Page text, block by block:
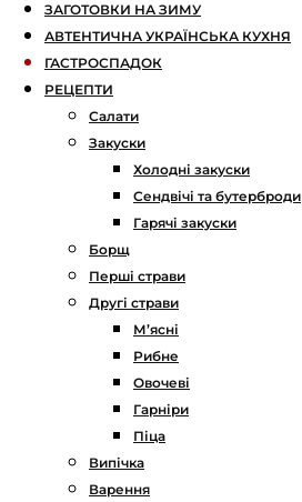
ЗАГОТОВКИ НА ЗИМУ
АВТЕНТИЧНА УКРАЇНСЬКА КУХНЯ
ГАСТРОСПАДОК
РЕЦЕПТИ
Салати
Закуски
Холодні закуски
Сендвічі та бутерброди
Гарячі закуски
Борщ
Перші страви
Другі страви
М’ясні
Рибне
Овочеві
Гарніри
Піца
Випічка
Варення